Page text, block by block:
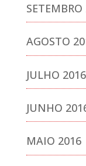
AGOSTO
JULHO 2016
JUNHO
MAIO 2016